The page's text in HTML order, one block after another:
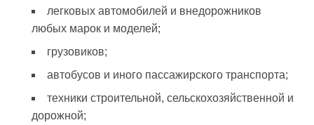
легковых автомобилей и внедорожников
любых марок и моделей;
грузовиков;
автобусов и иного пассажирского транспорта;
техники строительной, сельскохозяйственной и
дорожной;